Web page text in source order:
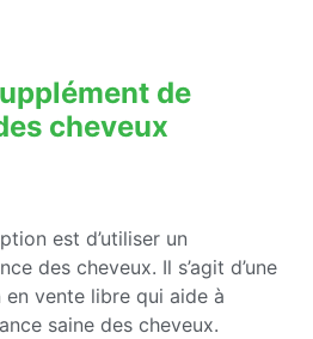
de
cheveux
est d’utiliser un
des cheveux. Il s’agit d’une
en vente libre qui aide à
saine des cheveux.